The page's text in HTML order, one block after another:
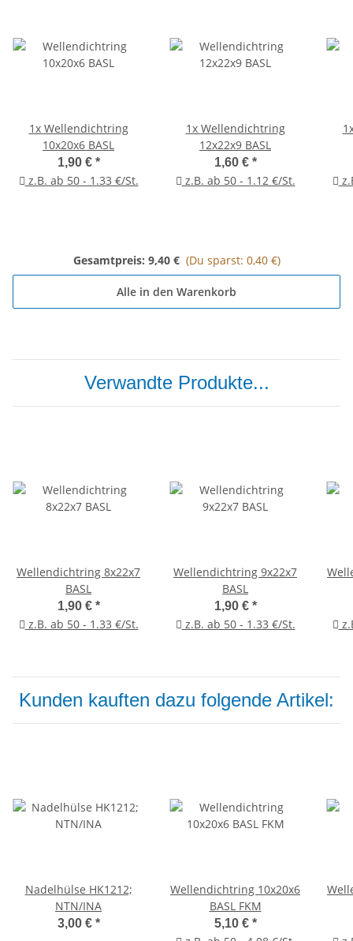
1x Wellendichtring
10x20x6 BASL
1,90 € *
z.B. ab 50 - 1.33 €/St.
1x Wellendichtring
12x22x9 BASL
1,60 € *
z.B. ab 50 - 1.12 €/St.
Gesamtpreis: 9,40 € (Du sparst: 0,40 €)
Alle in den Warenkorb
Verwandte Produkte...
Wellendichtring 8x22x7
BASL
1,90 € *
z.B. ab 50 - 1.33 €/St.
Wellendichtring 9x22x7
BASL
1,90 € *
z.B. ab 50 - 1.33 €/St.
Kunden kauften dazu folgende Artikel:
Nadelhülse HK1212;
NTN/INA
3,00 € *
Wellendichtring 10x20x6
BASL FKM
5,10 € *